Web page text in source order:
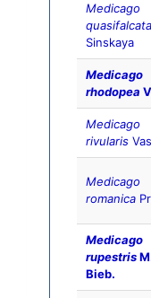
Medicago
quasifalcata
Sinskaya
Medicago
rhodopea
Medicago
rivularis
Medicago
romanica
Medicago
rupestris
Bieb.